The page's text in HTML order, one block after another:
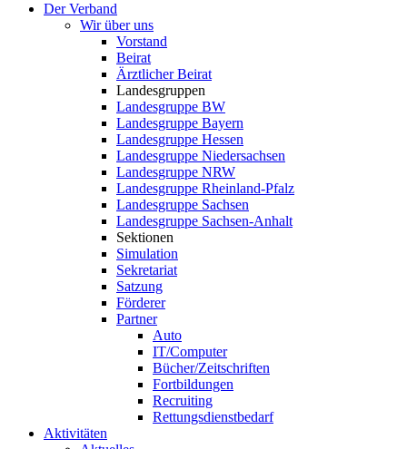
Der Verband
Wir über uns
Vorstand
Beirat
Ärztlicher Beirat
Landesgruppen
Landesgruppe BW
Landesgruppe Bayern
Landesgruppe Hessen
Landesgruppe Niedersachsen
Landesgruppe NRW
Landesgruppe Rheinland-Pfalz
Landesgruppe Sachsen
Landesgruppe Sachsen-Anhalt
Sektionen
Simulation
Sekretariat
Satzung
Förderer
Partner
Auto
IT/Computer
Bücher/Zeitschriften
Fortbildungen
Recruiting
Rettungsdienstbedarf
Aktivitäten